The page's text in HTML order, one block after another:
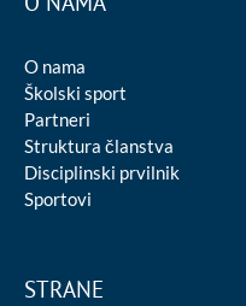
O nama
Školski sport
Partneri
Struktura članstva
Disciplinski prvilnik
Sportovi
STRANE